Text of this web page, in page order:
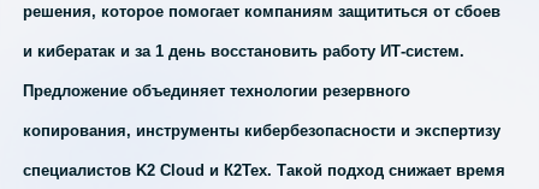
решения, которое помогает компаниям защититься от сбоев
и кибератак и за 1 день восстановить работу ИТ-систем.
Предложение объединяет технологии резервного
копирования, инструменты кибербезопасности и экспертизу
специалистов K2 Cloud и К2Тех. Такой подход снижает время